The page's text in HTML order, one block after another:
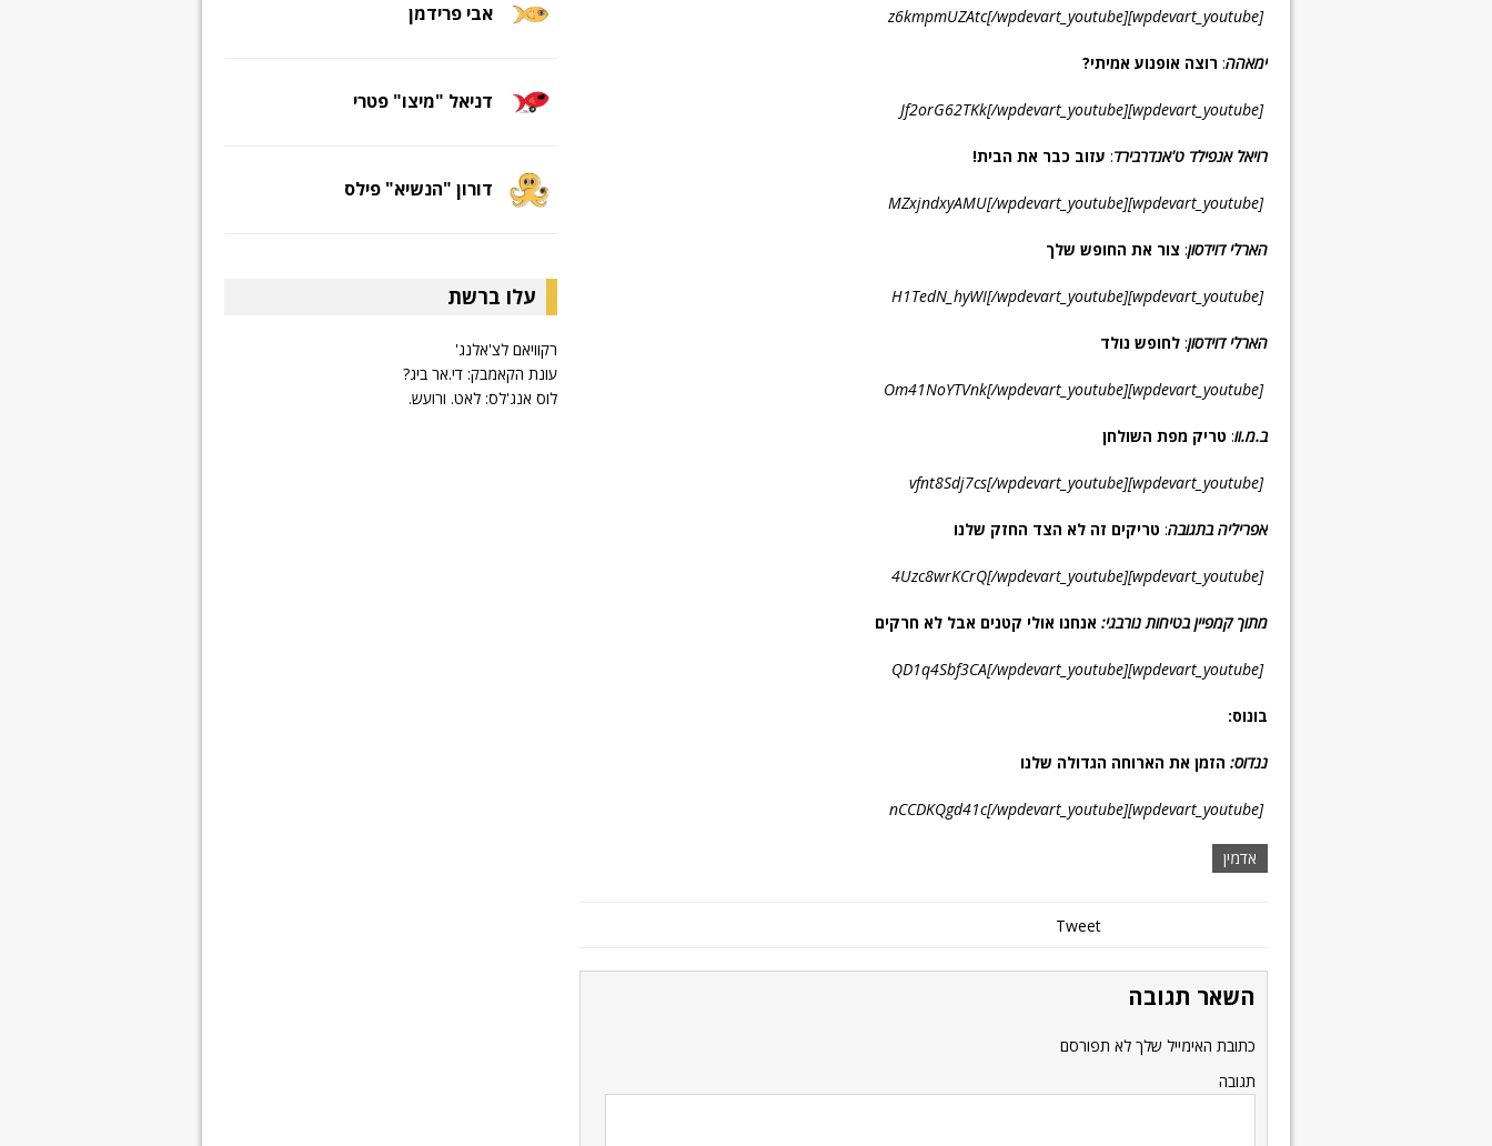
[wpdevart_youtube]z6kmpmUZAtc[/wpdevart_youtube]
ימאהה: רוצה אופנוע אמיתי?
[wpdevart_youtube]Jf2orG62TKk[/wpdevart_youtube]
רויאל אנפילד ט'אנדרבירד: עזוב כבר את הבית!
[wpdevart_youtube]MZxjndxyAMU[/wpdevart_youtube]
הארלי דוידסון: צור את החופש שלך
[wpdevart_youtube]H1TedN_hyWI[/wpdevart_youtube]
הארלי דוידסון: לחופש נולד
[wpdevart_youtube]Om41NoYTVnk[/wpdevart_youtube]
ב.מ.וו: טריק מפת השולחן
[wpdevart_youtube]vfnt8Sdj7cs[/wpdevart_youtube]
אפריליה בתגובה: טריקים זה לא הצד החזק שלנו
[wpdevart_youtube]4Uzc8wrKCrQ[/wpdevart_youtube]
מתוך קמפיין בטיחות נורבגי: אנחנו אולי קטנים אבל לא חרקים
[wpdevart_youtube]QD1q4Sbf3CA[/wpdevart_youtube]
בונוס:
ננדוס: הזמן את הארוחה הגדולה שלנו
[wpdevart_youtube]nCCDKQgd41c[/wpdevart_youtube]
אדמין
Tweet
השאר תגובה
כתובת האימייל שלך לא תפורסם
תגובה
אבי פרידמן
דניאל "מיצו" פטרי
דורון "הנשיא" פילס
עלו ברשת
רקוויאם לצ'אלנג'
עונת הקאמבק: די.אר ביג?
לוס אנג'לס: לאט. ורועש.